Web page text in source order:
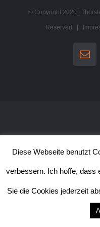
© Copyright 2020 |
Reserved |
E-
Diese Webseite benutzt
verbessern. Ich hoffe, dass
Sie die Cookies jederzeit